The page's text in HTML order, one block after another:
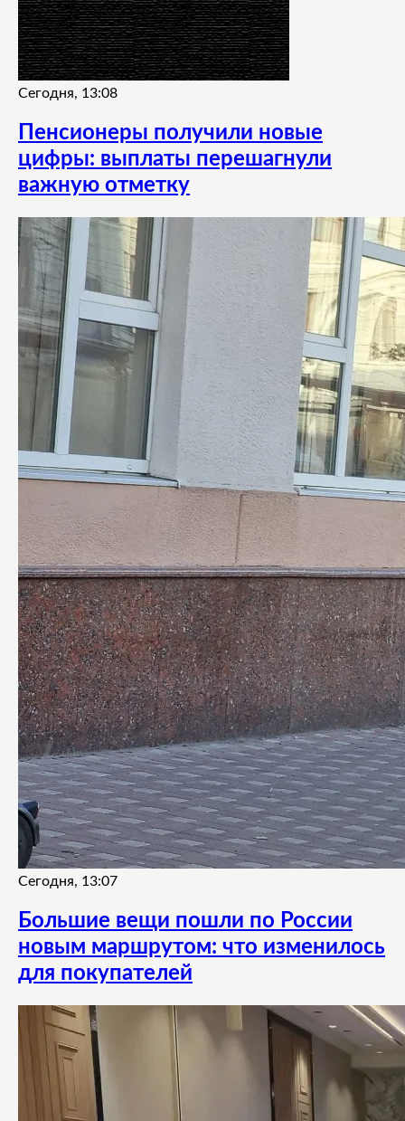
Сегодня, 13:08
Пенсионеры получили новые
цифры: выплаты перешагнули
важную отметку
Сегодня, 13:07
Большие вещи пошли по России
новым маршрутом: что изменилось
для покупателей